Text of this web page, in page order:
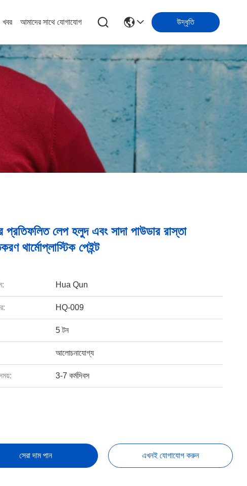
খবর আমাদের সাথে যোগাযোগ উদ্ধৃতি
প্রতিফলিত লেপ হলুদ এবং সাদা পাউডার রাস্তা
থার্মোপ্লাস্টিক পেইন্ট
Hua Qun
HQ-009
5 টন
আলোচনাযোগ্য
3-7 কর্মদিবস
সেরা দাম পান এখনই যোগাযোগ করুন